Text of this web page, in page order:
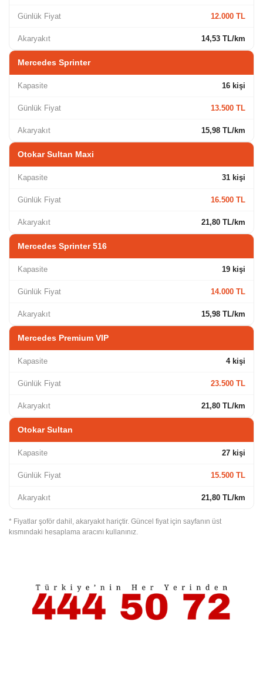
Günlük Fiyat 12.000 TL
Akaryakıt 14,53 TL/km
Mercedes Sprinter
Kapasite 16 kişi
Günlük Fiyat 13.500 TL
Akaryakıt 15,98 TL/km
Otokar Sultan Maxi
Kapasite 31 kişi
Günlük Fiyat 16.500 TL
Akaryakıt 21,80 TL/km
Mercedes Sprinter 516
Kapasite 19 kişi
Günlük Fiyat 14.000 TL
Akaryakıt 15,98 TL/km
Mercedes Premium VIP
Kapasite 4 kişi
Günlük Fiyat 23.500 TL
Akaryakıt 21,80 TL/km
Otokar Sultan
Kapasite 27 kişi
Günlük Fiyat 15.500 TL
Akaryakıt 21,80 TL/km
* Fiyatlar şoför dahil, akaryakıt hariçtir. Güncel fiyat için sayfanın üst
kısmındaki hesaplama aracını kullanınız.